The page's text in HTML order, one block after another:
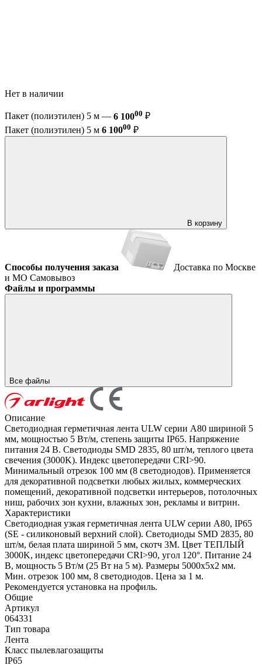
Нет в наличии
Пакет (полиэтилен) 5 м — 6 10000 ₽
Пакет (полиэтилен) 5 м 6 10000 ₽
В корзину
Способы получения заказа
Доставка по Москве
и МО Самовывоз
Файлы и программы
Все файлы
Описание
Светодиодная герметичная лента ULW серии A80 шириной 5
мм, мощностью 5 Вт/м, степень защиты IP65. Напряжение
питания 24 В. Светодиоды SMD 2835, 80 шт/м, теплого цвета
свечения (3000K). Индекс цветопередачи CRI>90.
Минимальный отрезок 100 мм (8 светодиодов). Применяется
для декоративной подсветки любых жилых, коммерческих
помещений, декоративной подсветки интерьеров, потолочных
ниш, рабочих зон кухни, влажных зон, рекламы и витрин.
Характеристики
Светодиодная узкая герметичная лента ULW серии A80, IP65
(SE - силиконовый верхний слой). Светодиоды SMD 2835, 80
шт/м, белая плата шириной 5 мм, скотч 3M. Цвет ТЕПЛЫЙ
3000K, индекс цветопередачи CRI>90, угол 120°. Питание 24
В, мощность 5 Вт/м (25 Вт на 5 м). Размеры 5000х5х2 мм.
Мин. отрезок 100 мм, 8 светодиодов. Цена за 1 м.
Рекомендуется установка на профиль.
Общие
Артикул
064331
Тип товара
Лента
Класс пылевлагозащиты
IP65